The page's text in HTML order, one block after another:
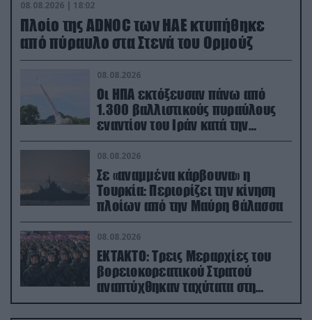
08.08.2026 | 18:02
Πλοίο της ADNOC των ΗΑΕ κτυπήθηκε
από πύραυλο στα Στενά του Ορμούζ
08.08.2026
Οι ΗΠΑ εκτόξευσαν πάνω από
1.300 βαλλιστικούς πυραύλους
εναντίον του Ιράν κατά την
διάρκεια του πολέμου
08.08.2026
Σε «αναμμένα κάρβουνα» η
Τουρκία: Περιορίζει την κίνηση
πλοίων από την Μαύρη Θάλασσα
08.08.2026
ΕΚΤΑΚΤΟ: Τρεις Μεραρχίες του
βορειοκορεατικού Στρατού
αναπτύχθηκαν ταχύτατα στη
Ρωσία